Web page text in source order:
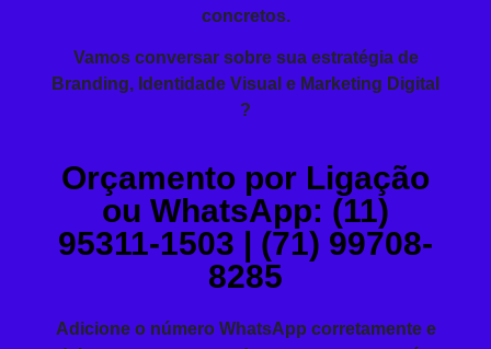
concretos.
Vamos conversar sobre sua estratégia de
Branding, Identidade Visual e Marketing Digital
?
Orçamento por Ligação
ou WhatsApp: (11)
95311-1503 | (71) 99708-
8285
Adicione o número WhatsApp corretamente e